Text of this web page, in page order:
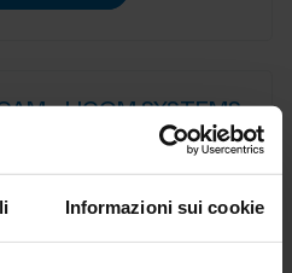
Informazioni sui cookie
- LICOM SYSTEMS
UTENSILI